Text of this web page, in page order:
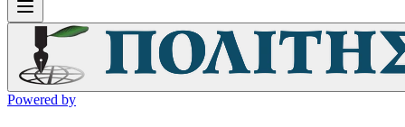
Powered by